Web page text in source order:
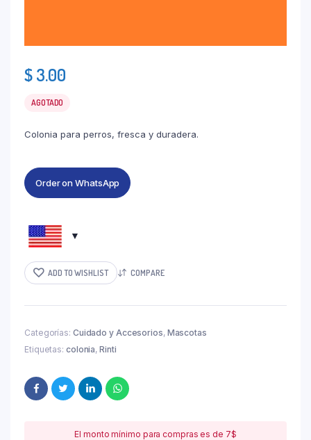
$3.00
AGOTADO
Colonia para perros, fresca y duradera.
Order on WhatsApp
ADD TO WISHLIST COMPARE
Categorías: Cuidado y Accesorios, Mascotas
Etiquetas: colonia,Rinti
El monto mínimo para compras es de 7$